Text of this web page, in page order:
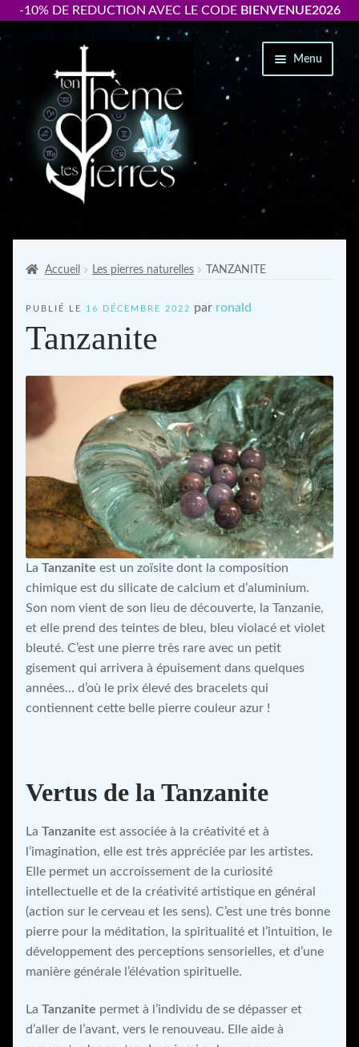
-10% DE REDUCTION AVEC LE CODE BIENVENUE2026
navigation
contenu
Menu
Bracelets par signe astrologique
Accessoires
Les pierres naturelles
Comment ça marche ?
Guide d’entretien de ton bracelet
Guide des tailles
Contact
Mon compte
Accueil Les pierres naturelles TANZANITE
PUBLIÉ LE 16 DÉCEMBRE 2022 par ronald
Tanzanite
La Tanzanite est un zoïsite dont la composition
chimique est du silicate de calcium et d’aluminium.
Son nom vient de son lieu de découverte, la Tanzanie,
et elle prend des teintes de bleu, bleu violacé et violet
bleuté. C’est une pierre très rare avec un petit
gisement qui arrivera à épuisement dans quelques
années… d’où le prix élevé des bracelets qui
contiennent cette belle pierre couleur azur !
Vertus de la Tanzanite
La Tanzanite est associée à la créativité et à
l’imagination, elle est très appréciée par les artistes.
Elle permet un accroissement de la curiosité
intellectuelle et de la créativité artistique en général
(action sur le cerveau et les sens). C’est une très bonne
pierre pour la méditation, la spiritualité et l’intuition, le
développement des perceptions sensorielles, et d’une
manière générale l’élévation spirituelle.
La Tanzanite permet à l’individu de se dépasser et
d’aller de l’avant, vers le renouveau. Elle aide à